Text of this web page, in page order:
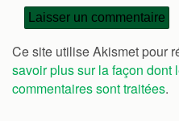
Ce site utilise Akismet pour
savoir plus sur la façon dont
commentaires sont traitées.